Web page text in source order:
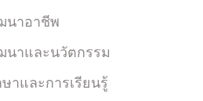
นาอาชีพ
นาและนวัตกรรม
าและการเรียนรู้